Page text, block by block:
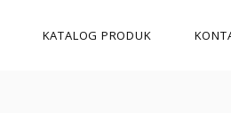
KATALOG PRODUK